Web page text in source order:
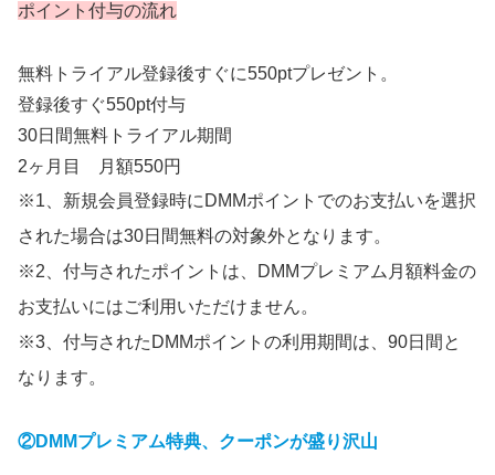
ポイント付与の流れ
無料トライアル登録後すぐに550ptプレゼント。
登録後すぐ550pt付与
30日間無料トライアル期間
2ヶ月目 月額550円
※1、新規会員登録時にDMMポイントでのお支払いを選択
された場合は30日間無料の対象外となります。
※2、付与されたポイントは、DMMプレミアム月額料金の
お支払いにはご利用いただけません。
※3、付与されたDMMポイントの利用期間は、90日間と
なります。
②DMMプレミアム特典、クーポンが盛り沢山